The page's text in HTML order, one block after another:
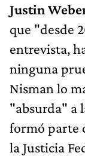
Justin
que "desde
entrevista,
ninguna
Nisman lo
"absurda" a
formó parte
la Justicia